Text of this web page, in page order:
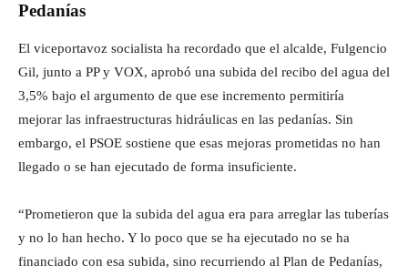
Pedanías
El viceportavoz socialista ha recordado que el alcalde, Fulgencio
Gil, junto a PP y VOX, aprobó una subida del recibo del agua del
3,5% bajo el argumento de que ese incremento permitiría
mejorar las infraestructuras hidráulicas en las pedanías. Sin
embargo, el PSOE sostiene que esas mejoras prometidas no han
llegado o se han ejecutado de forma insuficiente.
“Prometieron que la subida del agua era para arreglar las tuberías
y no lo han hecho. Y lo poco que se ha ejecutado no se ha
financiado con esa subida, sino recurriendo al Plan de Pedanías,